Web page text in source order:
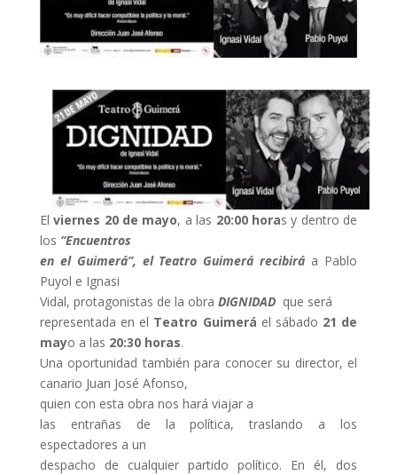
Elviernes 20 de mayo, a las 20:00 horas y dentro de
los “Encuentros
en el Guimerá”, el Teatro Guimerá recibirá a Pablo
Puyol e Ignasi
Vidal, protagonistas de la obra DIGNIDADque será
representada en el Teatro Guimerá el sábado 21 de
mayo a las 20:30 horas.
Una oportunidad también para conocer su director, el
canario Juan José Afonso,
quien con esta obra nos hará viajar a
las entrañas de la política, traslando a los
espectadores a un
despacho de cualquier partido político. En él, dos